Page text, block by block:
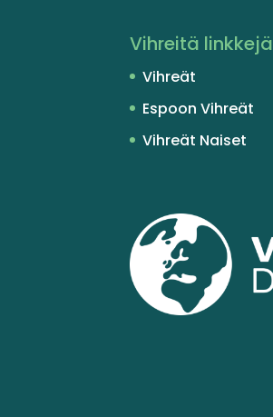
Vihreitä linkkejä
Vihreät
Espoon Vihreät
Vihreät Naiset